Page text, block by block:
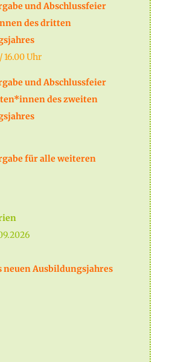
und Abschlussfeier
des dritten
16.00 Uhr
und Abschlussfeier
des zweiten
für alle weiteren
neuen Ausbildungsjahres